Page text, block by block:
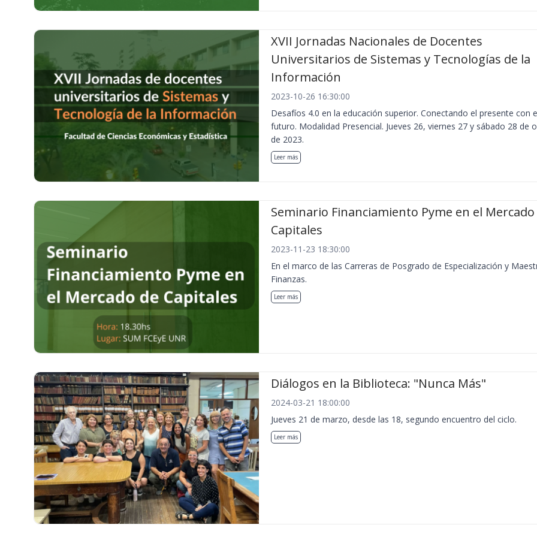
XVII Jornadas Nacionales de Docentes
Universitarios de Sistemas y Tecnologías de la
Información
2023-10-26 16:30:00
Desafíos 4.0 en la educación superior. Conectando el presente con
futuro. Modalidad Presencial. Jueves 26, viernes 27 y sábado 28 de
de 2023.
Leer más
Seminario Financiamiento Pyme en el Mercado
Capitales
2023-11-23 18:30:00
En el marco de las Carreras de Posgrado de Especialización y
Finanzas.
Leer más
Diálogos en la Biblioteca: "Nunca Más"
2024-03-21 18:00:00
Jueves 21 de marzo, desde las 18, segundo encuentro del ciclo.
Leer más